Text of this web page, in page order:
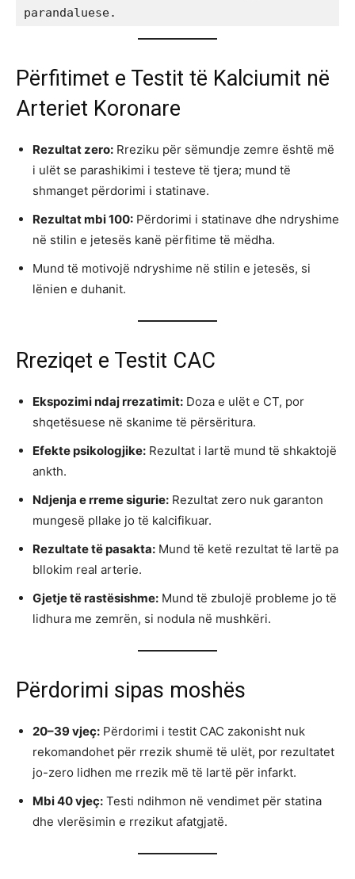
parandaluese.
Përfitimet e Testit të Kalciumit në
Arteriet Koronare
Rezultat zero: Rreziku për sëmundje zemre është më
i ulët se parashikimi i testeve të tjera; mund të
shmanget përdorimi i statinave.
Rezultat mbi 100: Përdorimi i statinave dhe ndryshime
në stilin e jetesës kanë përfitime të mëdha.
Mund të motivojë ndryshime në stilin e jetesës, si
lënien e duhanit.
Rreziqet e Testit CAC
Ekspozimi ndaj rrezatimit: Doza e ulët e CT, por
shqetësuese në skanime të përsëritura.
Efekte psikologjike: Rezultat i lartë mund të shkaktojë
ankth.
Ndjenja e rreme sigurie: Rezultat zero nuk garanton
mungesë pllake jo të kalcifikuar.
Rezultate të pasakta: Mund të ketë rezultat të lartë pa
bllokim real arterie.
Gjetje të rastësishme: Mund të zbulojë probleme jo të
lidhura me zemrën, si nodula në mushkëri.
Përdorimi sipas moshës
20–39 vjeç: Përdorimi i testit CAC zakonisht nuk
rekomandohet për rrezik shumë të ulët, por rezultatet
jo-zero lidhen me rrezik më të lartë për infarkt.
Mbi 40 vjeç: Testi ndihmon në vendimet për statina
dhe vlerësimin e rrezikut afatgjatë.